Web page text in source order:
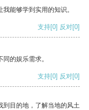
能够学到实用的知识。
支持[0] 反对[0]
的娱乐需求。
支持[0] 反对[0]
到目的地，了解当地的风土